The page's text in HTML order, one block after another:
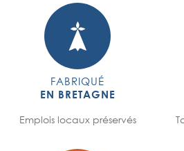
FABRIQUÉ
EN BRETAGNE
Emplois locaux préservés